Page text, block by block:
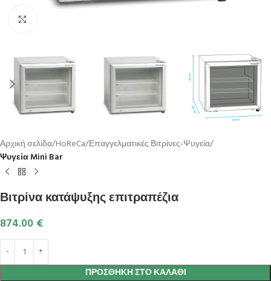
Αρχική σελίδα HoReCa Επαγγελματικές Βιτρίνες-Ψυγεία
Ψυγεία Mini Bar
Βιτρίνα κατάψυξης επιτραπέζια
874.00 €
ΠΡΟΣΘΉΚΗ ΣΤΟ ΚΑΛΆΘΙ